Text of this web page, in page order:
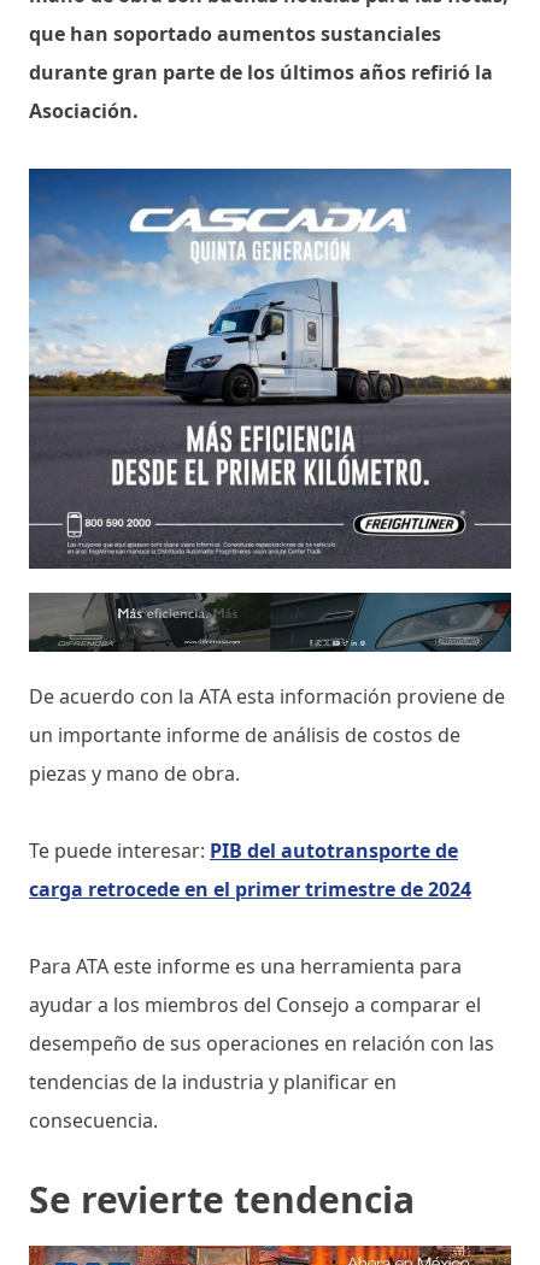
que han soportado aumentos sustanciales
durante gran parte de los últimos años refirió la
Asociación.
De acuerdo con la ATA esta información proviene de
un importante informe de análisis de costos de
piezas y mano de obra.
Te puede interesar: PIB del autotransporte de
carga retrocede en el primer trimestre de 2024
Para ATA este informe es una herramienta para
ayudar a los miembros del Consejo a comparar el
desempeño de sus operaciones en relación con las
tendencias de la industria y planificar en
consecuencia.
Se revierte tendencia